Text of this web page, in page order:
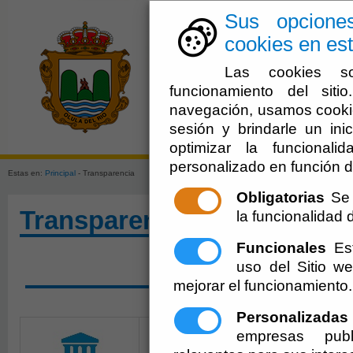
Sus
cookies en
Las cookies
funcionamiento del
navegación, usamos
sesión y brindarle un
optimizar la
personalizado en función
Obligatorias
la funcionalidad
Funcionales
uso del Sitio
mejorar el funcionamiento.
Personalizadas
empresas
El
Estas en: Principal - Transparencia
Transparencia
SOLICITAR ACCESO A